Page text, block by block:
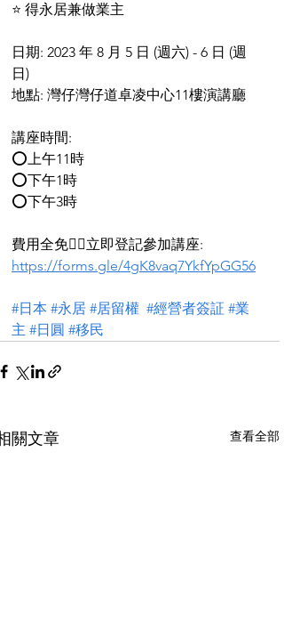
⭐ 得永居兼做業主
日期: 2023 年 8 月 5 日 (週六) - 6 日 (週
日)
地點: 灣仔灣仔道卓凌中心11樓演講廳
講座時間:
⭕上午11時
⭕下午1時
⭕下午3時
費用全免👉🏻立即登記參加講座:
https://forms.gle/4gK8vaq7YkfYpGG56
#日本 #永居 #居留權 #經營者簽証 #業
主 #日圓 #移民
關文章 查看全部